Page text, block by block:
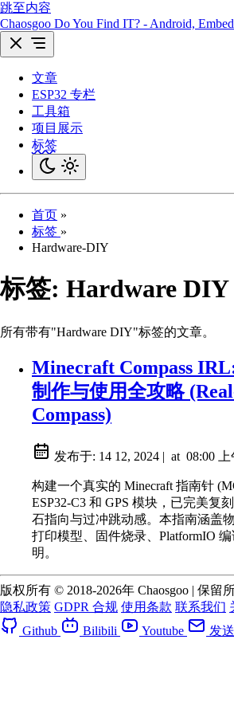
跳至内容
Chaosgoo Do You Find IT? - Android,
文章
ESP32 专栏
工具箱
项目展示
标签
首页 »
标签 »
Hardware-DIY
标签: Hardware DIY
所有带有"Hardware DIY"标签的文章。
Minecraft Compass
制作与使用全攻略
Compass)
发布于: 14 12, 2024 | at 08:00 上
构建一个真实的 Minecraft 指南针
ESP32-C3 和 GPS 模块，已完美复
石指向与过冲跳动感。本指南涵盖
打印模型、固件烧录、PlatformIO
明。
版权所有 © 2018-2026年 Chaosgoo | 保留
隐私政策 GDPR 合规 使用条款 联系我们
Github
Bilibili Youtube 发